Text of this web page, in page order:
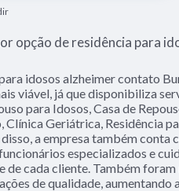
opção de residência para
idosos alzheimer contato
viável, já que disponibiliza
para Idosos, Casa de
Clínica Geriátrica, Residência
a empresa também conta
especializados e
de cada cliente. Também
de qualidade, aumentando